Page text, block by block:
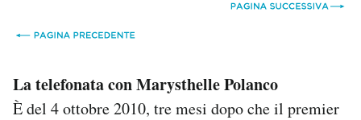
La telefonata con Marysthelle Polanco
È del 4 ottobre 2010, tre mesi dopo che il premier